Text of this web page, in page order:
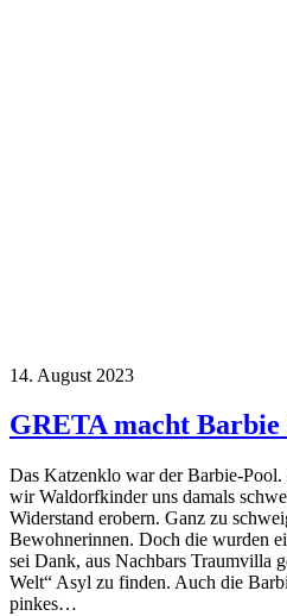
14. August 2023
GRETA macht
Das Katzenklo war der Barbie-Pool.
wir Waldorfkinder uns damals
Widerstand erobern. Ganz zu
Bewohnerinnen. Doch die wurden
sei Dank, aus Nachbars Traumvilla
Welt“ Asyl zu finden. Auch die
pinkes…